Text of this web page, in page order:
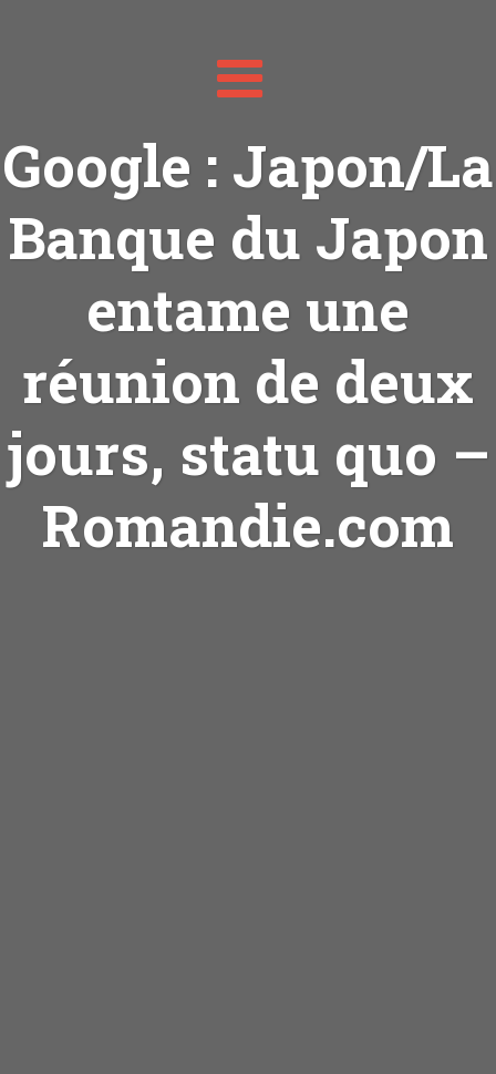
Toggle
navigation
Google : Japon/La
Banque du Japon
entame une
réunion de deux
jours, statu quo –
Romandie.com